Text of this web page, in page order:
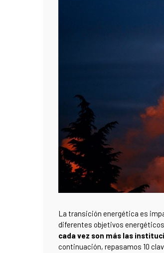
La transición energética es
diferentes objetivos energéticos
cada vez son más las
continuación, repasamos 10